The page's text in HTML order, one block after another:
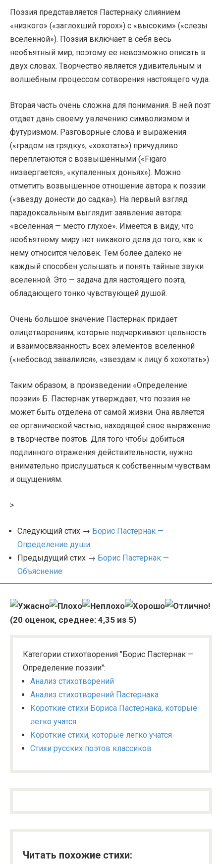
Поэзия представляется Пастернаку слиянием
«низкого» («заглохший горох») с «высоким» («слезы
вселенной»). Поэзия включает в себя весь
необъятный мир, поэтому ее невозможно описать в
двух словах. Творчество является удивительным и
волшебным процессом сотворения настоящего чуда.
Вторая часть очень сложна для понимания. В ней поэт
отдает дань своему увлечению символизмом и
футуризмом. Разговорные слова и выражения
(«градом на грядку», «хохотать») причудливо
переплетаются с возвышенными («Figaro
низвергается», «купаленных доньях»). Можно
отметить возвышенное отношение автора к поэзии
(«звезду донести до садка»). На первый взгляд
парадоксальным выглядит заявление автора:
«вселенная — место глухое». Имеется в виду, что
необъятному миру нет никакого дела до того, как к
нему относится человек. Тем более далеко не
каждый способен услышать и понять тайные звуки
вселенной. Это — задача для настоящего поэта,
обладающего тонко чувствующей душой.
Очень большое значение Пастернак придает
олицетворениям, которые подчеркивают цельность
и взаимосвязанность всех элементов вселенной
(«небосвод завалился», «звездам к лицу б хохотать»).
Таким образом, в произведении «Определение
поэзии» Б. Пастернак утверждает, что поэзия не
может быть отделена от самой жизни. Она является
ее органической частью, находящей свое выражение
в творчестве поэтов. Для того чтобы добиться
подлинного отражения действительности, нужно
внимательно прислушаться к собственным чувствам
и ощущениям.
>
Следующий стих → Борис Пастернак —
Определение души
Предыдущий стих → Борис Пастернак —
Объяснение
(20 оценок, среднее: 4,35 из 5)
Категории стихотворения "Борис Пастернак —
Определение поэзии":
Анализ стихотворений
Анализ стихотворений Пастернака
Короткие стихи Бориса Пастернака, которые
легко учатся
Короткие стихи, которые легко учатся
Стихи русских поэтов классиков
Читать похожие стихи: